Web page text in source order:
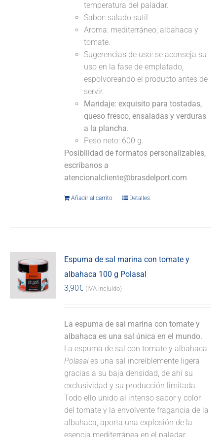
temperatura del paladar.
Sabor: salado sutil.
Aroma: mediterráneo, albahaca y
tomate.
Sugerencias de uso: se aconseja su
uso en la fase de emplatado,
espolvoreando el producto antes de
servir.
Maridaje: exquisito para tostadas,
queso fresco, ensaladas y verduras
a la plancha.
Peso neto: 600 g.
Posibilidad de formatos personalizables,
escríbanos a
atencionalcliente@brasdelport.com
Añadir al carrito Detalles
Espuma de sal marina con tomate y
albahaca 100 g Polasal
3,90€ (IVA incluido)
La espuma de sal marina con tomate y
albahaca es una sal única en el mundo.
La espuma de sal con tomate y albahaca
Polasales una sal increíblemente ligera
gracias a su baja densidad, de ahí su
exclusividad y su producción limitada.
Todo ello unido al intenso sabor y color
del tomate y la envolvente fragancia de la
albahaca, aporta una explosión de la
esencia mediterránea en el paladar.